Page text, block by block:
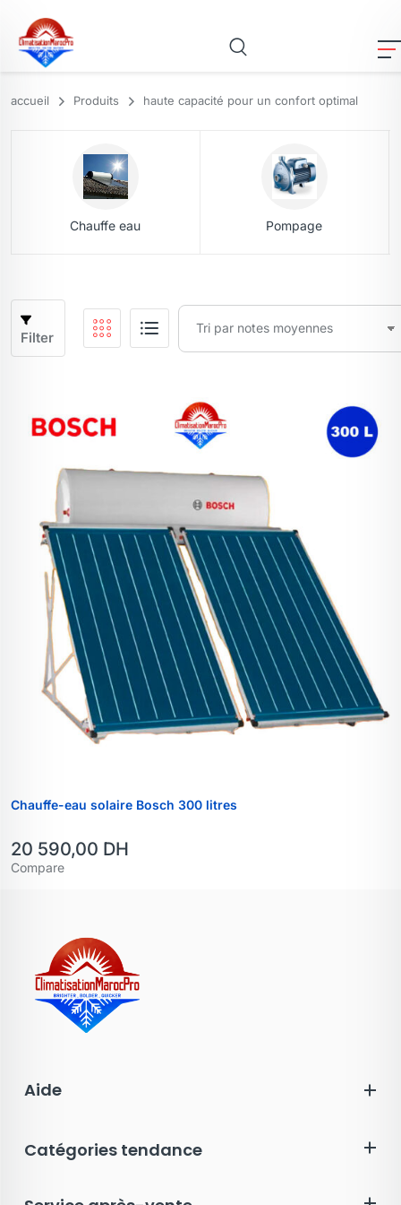
accueil Produits haute capacité pour un confort optimal
Chauffe eau Pompage
Filter
Chauffe-eau solaire Bosch 300 litres
20 590,00 DH
Compare
Aide
Catégories tendance